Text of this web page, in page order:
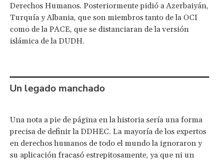
Derechos Humanos. Posteriormente pidió a Azerbaiyán,
Turquía y Albania, que son miembros tanto de la OCI
como de la PACE, que se distanciaran de la versión
islámica de la DUDH.
Un legado manchado
Una nota a pie de página en la historia sería una forma
precisa de definir la DDHEC. La mayoría de los expertos
en derechos humanos de todo el mundo la ignoraron y
su aplicación fracasó estrepitosamente, ya que ni un